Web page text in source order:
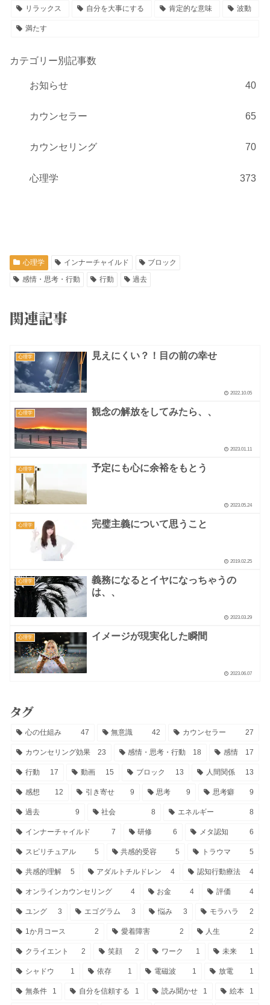
リラックス 自分を大事にする 肯定的な意味 波動
満たす
カテゴリー別記事数
お知らせ 40
カウンセラー 65
カウンセリング 70
心理学 373
心理学 インナーチャイルド
ブロック
感情・思考・行動
行動 過去
関連記事
心理学 見えにくい？！目の前の幸せ
2022.10.05
心理学 観念の解放をしてみたら、、
2023.01.11
心理学 予定にも心に余裕をもとう
2023.05.24
心理学 完璧主義について思うこと
2019.02.25
心理学
義務になるとイヤになっちゃうの
は、、
2023.03.29
心理学 イメージが現実化した瞬間
2023.06.07
タグ
心の仕組み 47 無意識 42 カウンセラー 27
カウンセリング効果 23 感情・思考・行動 18 感情 17
行動 17 動画 15 ブロック 13 人間関係 13
感想 12 引き寄せ 9 思考 9 思考癖 9
過去 9 社会 8 エネルギー 8
インナーチャイルド 7 研修 6 メタ認知 6
スピリチュアル 5 共感的受容 5 トラウマ 5
共感的理解 5 アダルトチルドレン 4 認知行動療法 4
オンラインカウンセリング 4 お金 4 評価 4
ユング 3 エゴグラム 3 悩み 3 モラハラ 2
1か月コース 2 愛着障害 2 人生 2
クライエント 2 笑顔 2 ワーク 1 未来 1
シャドウ 1 依存 1 電磁波 1 放電 1
無条件 1 自分を信頼する 1 読み聞かせ 1 絵本 1